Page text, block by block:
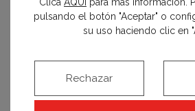
pulsando el botón "Aceptar" o
su uso haciendo clic en
Rechazar